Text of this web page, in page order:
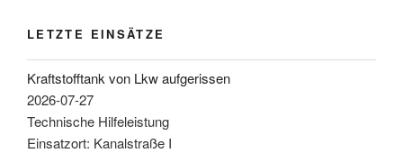
LETZTE EINSÄTZE
Kraftstofftank von Lkw aufgerissen
2026-07-27
Technische Hilfeleistung
Einsatzort: Kanalstraße I